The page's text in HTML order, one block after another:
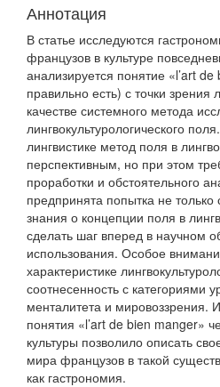
Аннотация
В статье исследуются
французов в культуре
анализируется понятие «l’art
правильно есть) с точки зрения
качестве системного метода
лингвокультурологического
лингвистике метод поля в
перспективным, но при этом
проработки и обстоятельного
предпринята попытка не только
знания о концепции поля в
сделать шаг вперед в научном
использования. Особое
характеристике
соотнесенность с категориями
менталитета и мировоззрения.
понятия «l’art de bien manger»
культуры позволило описать
мира французов в такой
как гастрономия.